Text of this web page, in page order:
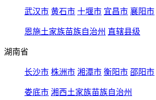
武汉市 黄石市 十堰市 宜昌市 襄阳市
恩施土家族苗族自治州 直辖县级
湖南省
长沙市 株洲市 湘潭市 衡阳市 邵阳市
娄底市 湘西土家族苗族自治州